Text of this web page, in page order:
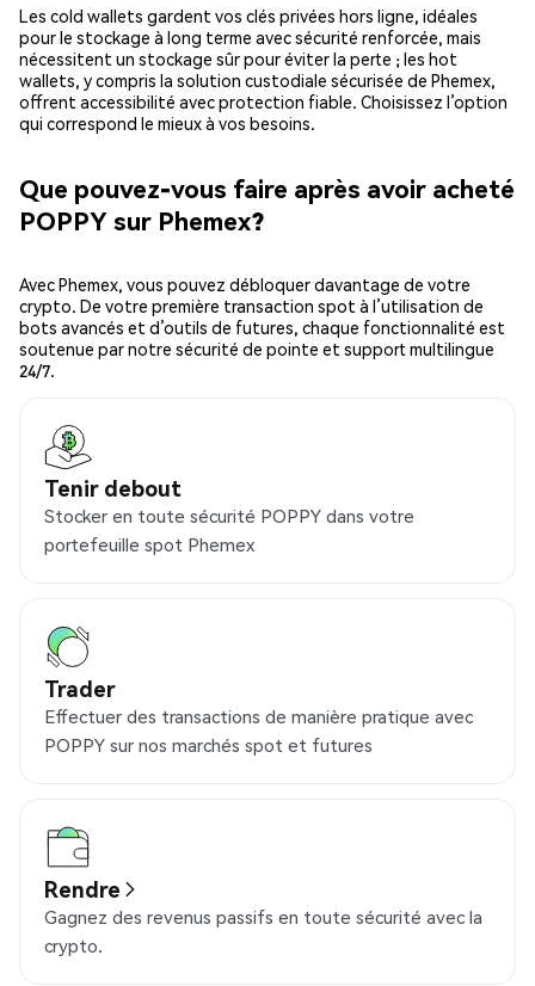
Les cold wallets gardent vos clés privées hors ligne, idéales
pour le stockage à long terme avec sécurité renforcée, mais
nécessitent un stockage sûr pour éviter la perte ; les hot
wallets, y compris la solution custodiale sécurisée de Phemex,
offrent accessibilité avec protection fiable. Choisissez l’option
qui correspond le mieux à vos besoins.
Que pouvez-vous faire après avoir acheté
POPPY sur Phemex?
Avec Phemex, vous pouvez débloquer davantage de votre
crypto. De votre première transaction spot à l’utilisation de
bots avancés et d’outils de futures, chaque fonctionnalité est
soutenue par notre sécurité de pointe et support multilingue
24/7.
Tenir debout
Stocker en toute sécurité POPPY dans votre
portefeuille spot Phemex
Trader
Effectuer des transactions de manière pratique avec
POPPY sur nos marchés spot et futures
Rendre
Gagnez des revenus passifs en toute sécurité avec la
crypto.